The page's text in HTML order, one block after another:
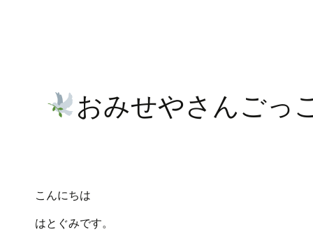
おみせやさんごっ
こんにちは
はとぐみです。